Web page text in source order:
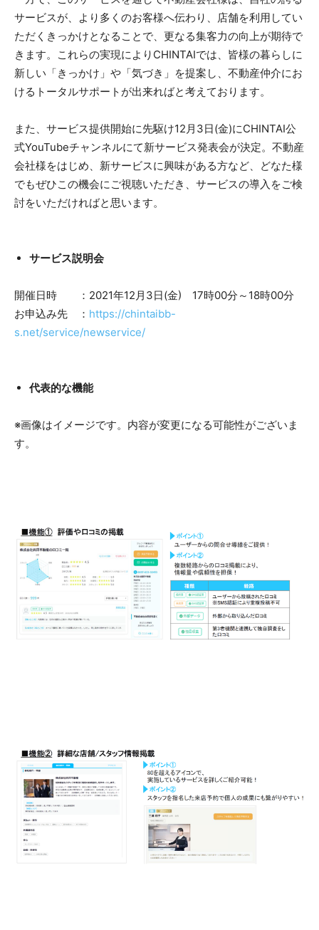
サービスが、より多くのお客様へ伝わり、店舗を利用してい
ただくきっかけとなることで、更なる集客力の向上が期待で
きます。これらの実現によりCHINTAIでは、皆様の暮らしに
新しい「きっかけ」や「気づき」を提案し、不動産仲介にお
けるトータルサポートが出来ればと考えております。
また、サービス提供開始に先駆け12月3日(金)にCHINTAI公
式YouTubeチャンネルにて新サービス発表会が決定。不動産
会社様をはじめ、新サービスに興味がある方など、どなた様
でもぜひこの機会にご視聴いただき、サービスの導入をご検
討をいただければと思います。
サービス説明会
開催日時 ：2021年12月3日(金) 17時00分～18時00分
お申込み先 ： https://chintaibb-
s.net/service/newservice/
代表的な機能
※画像はイメージです。内容が変更になる可能性がございま
す。